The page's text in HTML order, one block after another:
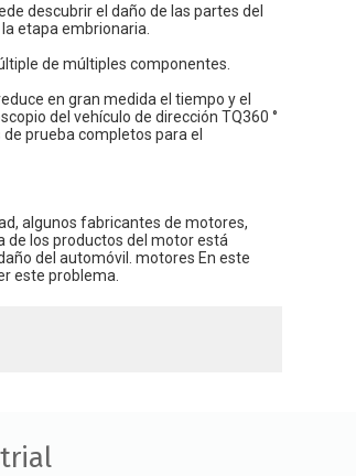
descubrir el daño de las partes del
etapa embrionaria.
de múltiples componentes.
en gran medida el tiempo y el
del vehículo de dirección TQ360 °
prueba completos para el
algunos fabricantes de motores,
de los productos del motor está
del automóvil. motores En este
este problema.